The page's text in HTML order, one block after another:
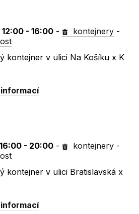
- 16:00 - kontejnery -
kontejner v ulici Na Košíku x K
- 20:00 - kontejnery -
kontejner v ulici Bratislavská x